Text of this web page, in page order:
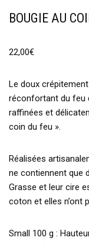
BOUGIE AU
22,00€
Le doux
réconfortant du feu
raffinées et
coin du feu ».
Réalisées
ne contiennent que
Grasse et leur cire
coton et elles n’ont
Small 100 g :